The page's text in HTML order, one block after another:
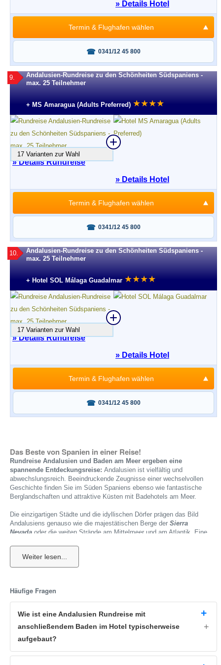
» Details Hotel
0341/12 45 800
Termin & Flughafen wählen
9.
Andalusien-Rundreise zu den Schönheiten Südspaniens -
max. 25 Teilnehmer
+ MS Amaragua (Adults Preferred) ★★★★
» Details Rundreise
17 Varianten zur Wahl
» Details Hotel
0341/12 45 800
Termin & Flughafen wählen
10.
Andalusien-Rundreise zu den Schönheiten Südspaniens -
max. 25 Teilnehmer
+ Hotel SOL Málaga Guadalmar ★★★★
» Details Rundreise
17 Varianten zur Wahl
» Details Hotel
0341/12 45 800
Termin & Flughafen wählen
Das Beste von Spanien in einer Reise!
Rundreise Andalusien und Baden am Meer ergeben eine
spannende Entdeckungsreise: Andalusien ist vielfältig und
abwechslungsreich. Beeindruckende Zeugnisse einer wechselvollen
Geschichte finden Sie im Süden Spaniens ebenso wie fantastische
Berglandschaften und attraktive Küsten mit Badehotels am Meer.
Die einzigartigen Städte und die idyllischen Dörfer prägen das Bild
Andalusiens genauso wie die majestätischen Berge der Sierra
Nevada oder die weiten Strände am Mittelmeer und am Atlantik. Eine
ideale Möglichkeit, Andalusien und seine Attraktionen auf einzigartige Art
und Weise zu erleben. Unvergessliche Entdeckungsreise und
Reiseverlauf Andalusien Rundreise
Bei einer Rundreise durch den Süden Spaniens erleben Sie die ganze
Vielfalt einer Region, deren Kultur von vielen Völkern gleichermaßen
geprägt wurde. Die fantastischen Bauten der Mauren, wie
dieAlhambrainGranadaund dieMezquitainCordoba, sind ebenso
faszinierend wie die Kirchen und Paläste der spanischen Könige
in
berühmtenWeißen Dörferngehört ebenfalls zum
Häufige Fragen
Wie ist eine Andalusien Rundreise mit
anschließendem Baden im Hotel typischerweise
aufgebaut?